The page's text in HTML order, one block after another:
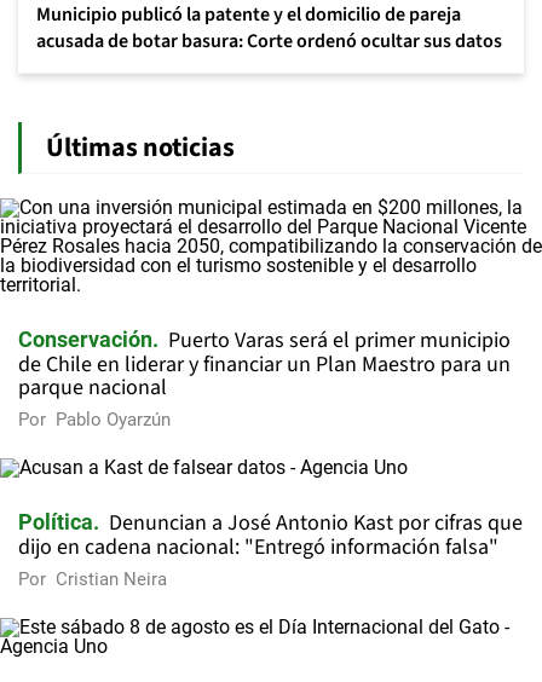
Municipio publicó la patente y el domicilio de pareja
acusada de botar basura: Corte ordenó ocultar sus datos
Últimas noticias
Conservación
Puerto Varas será el primer municipio
de Chile en liderar y financiar un Plan Maestro para un
parque nacional
Por Pablo Oyarzún
Política
Denuncian a José Antonio Kast por cifras que
dijo en cadena nacional: "Entregó información falsa"
Por Cristian Neira